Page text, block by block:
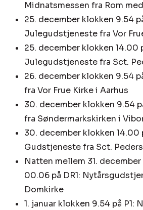
Midnatsmessen fra Rom
25. december klokken 9.54
Julegudstjeneste fra Vor
25. december klokken 14.00
Julegudstjeneste fra Sct.
26. december klokken 9.54
fra Vor Frue Kirke i Aarhus
30. december klokken 9.54
fra Søndermarkskirken i
30. december klokken 14.00
Gudstjeneste fra Sct.
Natten mellem 31.
00.06 på DR1:
Domkirke
1. januar klokken 9.54 på